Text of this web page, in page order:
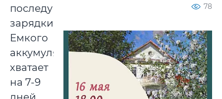
последующей
зарядки.
Емкого
аккумулятора
хватает
на 7-9
78